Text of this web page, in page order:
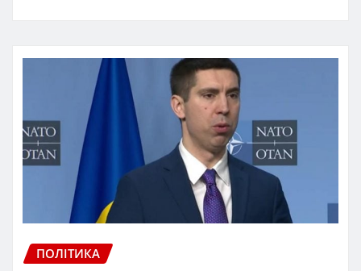
ПОЛІТИКА